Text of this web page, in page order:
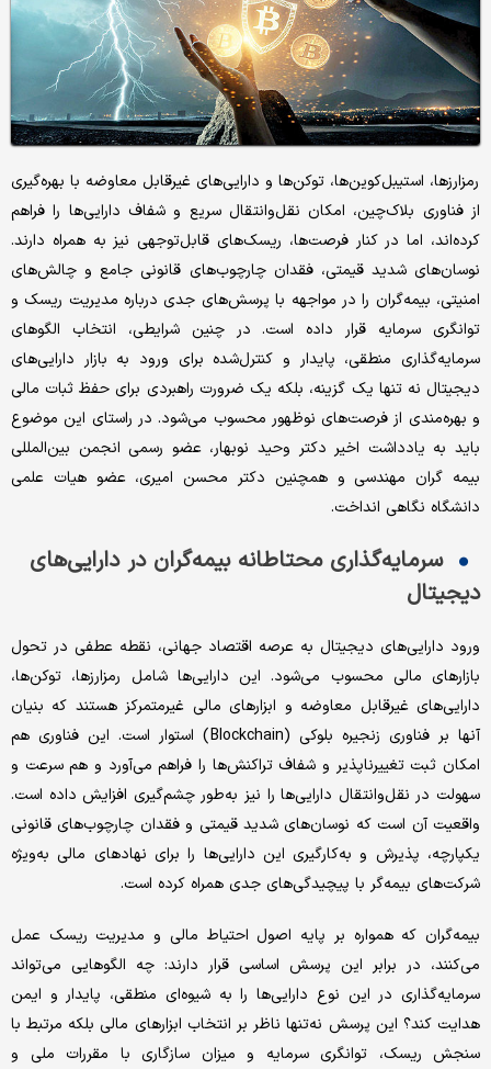
رمزارزها، استیبل‌کوین‌ها، توکن‌ها و دارایی‌های غیرقابل معاوضه با بهره‌گیری
از فناوری بلاک‌چین، امکان نقل‌وانتقال سریع و شفاف دارایی‌ها را فراهم
کرده‌اند، اما در کنار فرصت‌ها، ریسک‌های قابل‌توجهی نیز به همراه دارند.
نوسان‌های شدید قیمتی، فقدان چارچوب‌های قانونی جامع و چالش‌های
امنیتی، بیمه‌گران را در مواجهه با پرسش‌های جدی درباره مدیریت ریسک و
توانگری سرمایه قرار داده است. در چنین شرایطی، انتخاب الگوهای
سرمایه‌گذاری منطقی، پایدار و کنترل‌شده برای ورود به بازار دارایی‌های
دیجیتال نه تنها یک گزینه، بلکه یک ضرورت راهبردی برای حفظ ثبات مالی
و بهره‌مندی از فرصت‌های نوظهور محسوب می‌شود. در راستای این موضوع
باید به یادداشت اخیر دکتر وحید نوبهار، عضو رسمی انجمن بین‌المللی
بیمه گران مهندسی و همچنین دکتر محسن امیری، عضو هیات علمی
دانشگاه نگاهی انداخت.
سرمایه‌گذاری محتاطانه بیمه‌گران در دارایی‌های
دیجیتال
ورود دارایی‌های دیجیتال به عرصه اقتصاد جهانی، نقطه عطفی در تحول
بازارهای مالی محسوب می‌شود. این دارایی‌ها شامل رمزارزها، توکن‌ها،
دارایی‌های غیرقابل معاوضه و ابزارهای مالی غیرمتمرکز هستند که بنیان
آنها بر فناوری زنجیره بلوکی (Blockchain) استوار است. این فناوری هم
امکان ثبت تغییرناپذیر و شفاف تراکنش‌ها را فراهم می‌آورد و هم سرعت و
سهولت در نقل‌وانتقال دارایی‌ها را نیز به‌طور چشم‌گیری افزایش داده است.
واقعیت آن است که نوسان‌های شدید قیمتی و فقدان چارچوب‌های قانونی
یکپارچه، پذیرش و به‌کارگیری این دارایی‌ها را برای نهادهای مالی به‌ویژه
شرکت‌های بیمه‌گر با پیچیدگی‌های جدی همراه کرده است.
بیمه‌گران که همواره بر پایه اصول احتیاط مالی و مدیریت ریسک عمل
می‌کنند، در برابر این پرسش اساسی قرار دارند: چه الگوهایی می‌تواند
سرمایه‌گذاری در این نوع دارایی‌ها را به شیوه‌ای منطقی، پایدار و ایمن
هدایت کند؟ این پرسش نه‌تنها ناظر بر انتخاب ابزارهای مالی بلکه مرتبط با
سنجش ریسک، توانگری سرمایه و میزان سازگاری با مقررات ملی و